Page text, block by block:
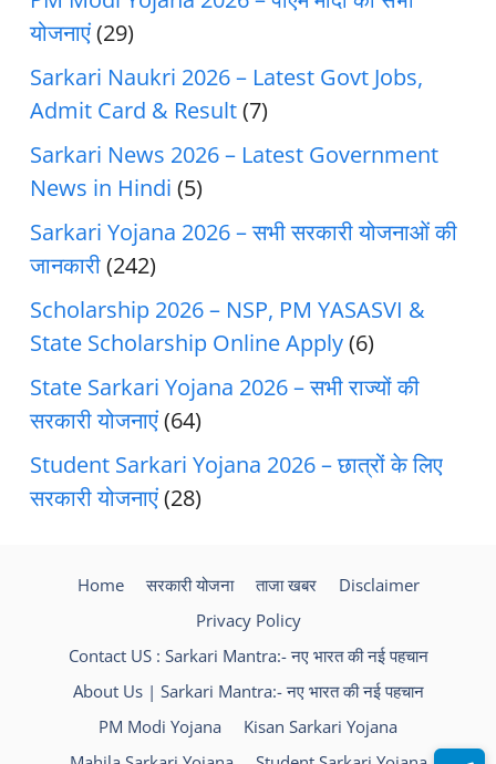
योजनाएं(29)
Sarkari Naukri 2026 – Latest Govt Jobs,
Admit Card & Result(7)
Sarkari News 2026 – Latest Government
News in Hindi (5)
Sarkari Yojana 2026 – सभी सरकारी योजनाओं की
जानकारी(242)
Scholarship 2026 – NSP, PM YASASVI &
State Scholarship Online Apply(6)
State Sarkari Yojana 2026 – सभी राज्यों की
सरकारी योजनाएं(64)
Student Sarkari Yojana 2026 – छात्रों के लिए
सरकारी योजनाएं(28)
Home सरकारी योजना ताजा खबर
Disclaimer
Privacy Policy
Contact US : Sarkari Mantra:- नए भारत की नई पहचान
About Us | Sarkari Mantra:- नए भारत की नई पहचान
PM Modi Yojana
Kisan Sarkari Yojana